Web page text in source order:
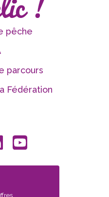
pêche
parcours
Fédération